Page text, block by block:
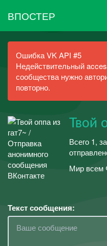
ВПОСТЕР
Ошибка VK API #5
Недействительный
сообщества нужно
повторно.
Твой
Всего 1,
Мир всем
Текст сообщения: